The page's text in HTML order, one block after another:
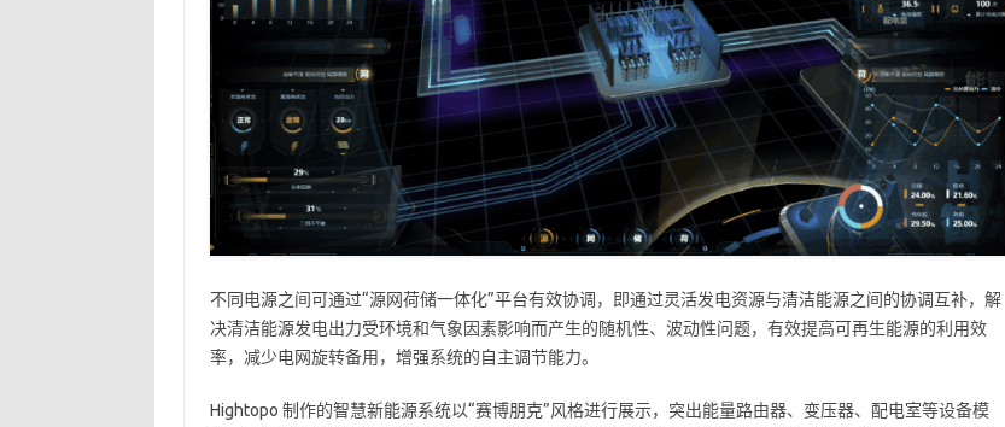
不同电源之间可通过“源网荷储一体化”平台有效协调，即通过灵活发电资源与清洁能源之间的协调互补，解
决清洁能源发电出力受环境和气象因素影响而产生的随机性、波动性问题，有效提高可再生能源的利用效
率，减少电网旋转备用，增强系统的自主调节能力。
Hightopo 制作的智慧新能源系统以“赛博朋克”风格进行展示，突出能量路由器、变压器、配电室等设备模